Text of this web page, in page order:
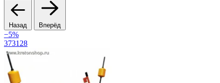
Назад Вперёд
−5%
373128